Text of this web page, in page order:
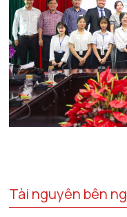
Tài nguyên bên